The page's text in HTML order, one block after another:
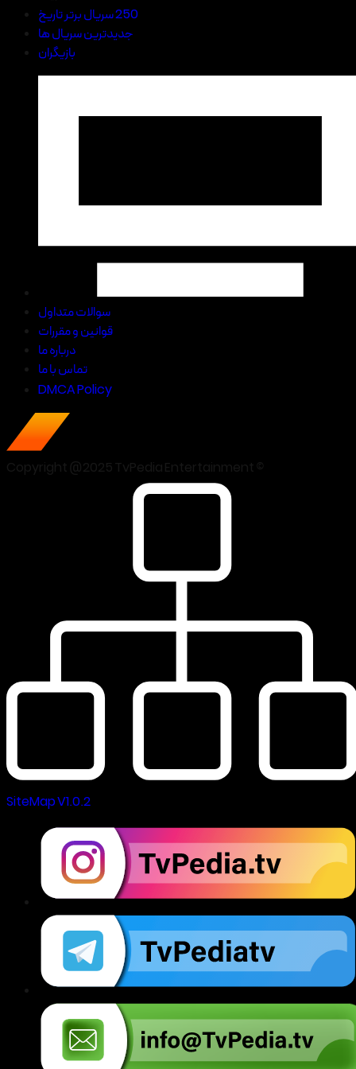
250 سریال برتر تاریخ
جدیدترین سریال ها
بازیگران
سوالات متداول
قوانین و مقررات
درباره ما
تماس با ما
DMCA Policy
SiteMap V1.0.2